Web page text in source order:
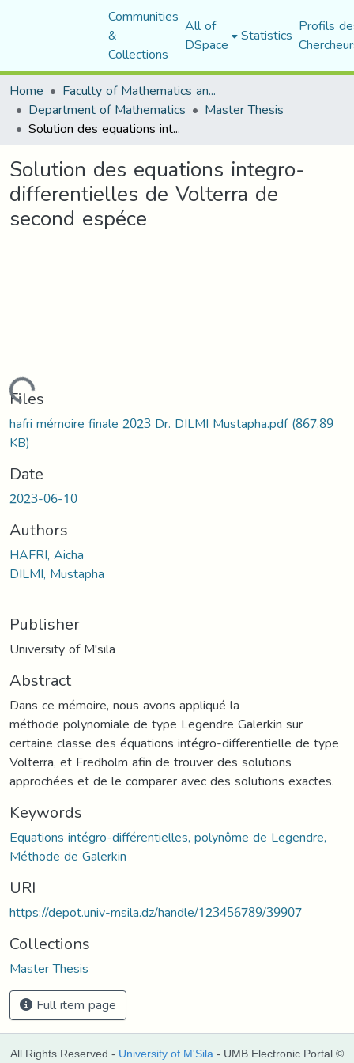
Communities
&
Collections
All of
DSpace Statistics Profils
Home
Faculty of Mathematics and Computer Science
Department of Mathematics Master Thesis
Solution des equations integro-differentielles de Volterra de second espéce
Solution des equations integro-
differentielles de Volterra de
second espéce
Loading...
Files
hafri mémoire finale 2023 Dr. DILMI Mustapha.pdf(867.89
KB)
Date
2023-06-10
Authors
HAFRI, Aicha
DILMI, Mustapha
Publisher
University of M'sila
Abstract
Dans ce mémoire, nous avons appliqué la
méthode polynomiale de type Legendre Galerkin sur
certaine classe des équations intégro-differentielle de type
Volterra, et Fredholm afin de trouver des solutions
approchées et de le comparer avec des solutions exactes.
Keywords
Equations intégro-différentielles, polynôme de Legendre,
Méthode de Galerkin
URI
https://depot.univ-msila.dz/handle/123456789/39907
Collections
Master Thesis
Full item page
All Rights Reserved - University of M'Sila - UMB Electronic Portal ©